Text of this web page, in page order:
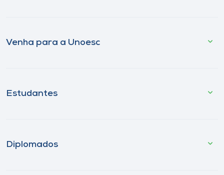
Venha para a Unoesc
Estudantes
Diplomados